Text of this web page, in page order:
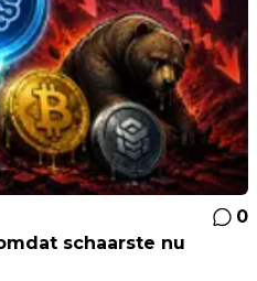
0
schaarste nu